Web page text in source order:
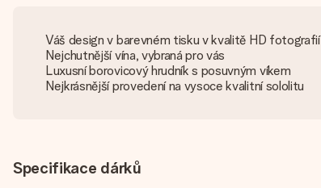
Váš design v barevném tisku v kvalitě HD fotografií
Nejchutnější vína, vybraná pro vás
Luxusní borovicový hrudník s posuvným víkem
Nejkrásnější provedení na vysoce kvalitní sololitu
Specifikace dárků